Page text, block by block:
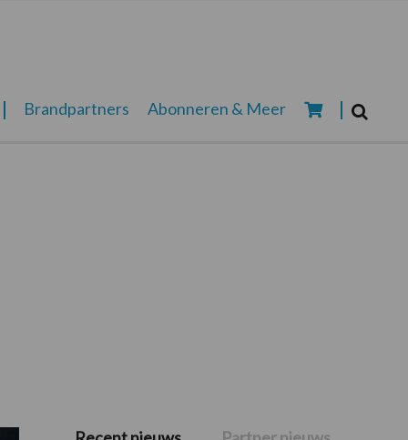
Brandpartners Abonneren & Meer